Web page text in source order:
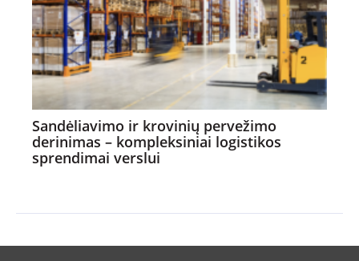
Sandėliavimo ir krovinių pervežimo
derinimas – kompleksiniai logistikos
sprendimai verslui